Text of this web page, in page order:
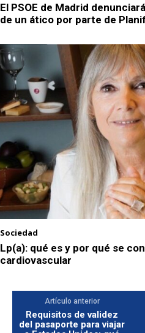
El PSOE de Madrid
de un ático por parte de
Sociedad
Lp(a): qué es y por qué se
cardiovascular
Artículo anterior
Requisitos de validez
del pasaporte para viajar